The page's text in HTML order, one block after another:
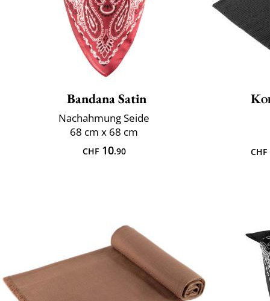
Bandana Satin
Nachahmung Seide
68 cm x 68 cm
CHF10.90 CHF